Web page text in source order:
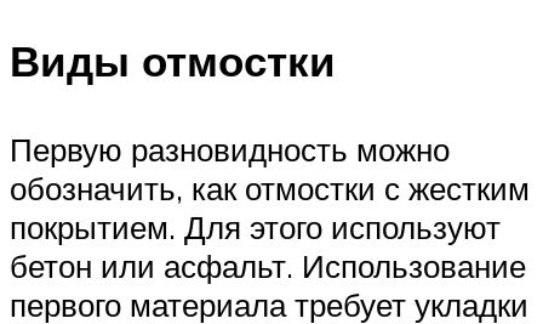
Виды отмостки
Первую разновидность можно
обозначить, как отмостки с жестким
покрытием. Для этого используют
бетон или асфальт. Использование
первого материала требует укладки